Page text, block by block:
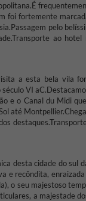
É
foi fortemente
Passagem pelo
Transporte ao
a esta bela vila
VI aC.
e o Canal du Midi
até Montpellier.
destaques.
desta cidade do sul
e recôndita,
o seu majestoso
a majestade